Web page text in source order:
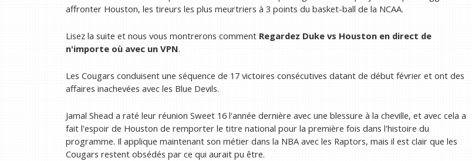
affronter Houston, les tireurs les plus meurtriers à 3 points du basket-ball de la NCAA.
Lisez la suite et nous vous montrerons comment Regardez Duke vs Houston en direct de
n'importe où avec un VPN.
Les Cougars conduisent une séquence de 17 victoires consécutives datant de début février et ont des
affaires inachevées avec les Blue Devils.
Jamal Shead a raté leur réunion Sweet 16 l'année dernière avec une blessure à la cheville, et avec cela a
fait l'espoir de Houston de remporter le titre national pour la première fois dans l'histoire du
programme. Il applique maintenant son métier dans la NBA avec les Raptors, mais il est clair que les
Cougars restent obsédés par ce qui aurait pu être.